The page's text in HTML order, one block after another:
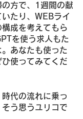
方で、1週間の献
たり、WEBライ
成を考えてもら
を使う求人もた
あなたも使った
使ってみてくだ
代の流れに乗っ
う思うユリコで